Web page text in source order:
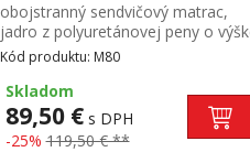
obojstranný sendvičový matrac,
jadro z polyuretánovej peny o
11,5 cm povrch jadra z jednej
strany vyprofilovaný, z druhej strany
hladký poťah z bieleho 100%
polyesteru s príjemným hladkým
povrchom poťah je snímateľný a
prateľný do 60 °C vhodná pre všetky
Kód produktu: M80
Skladom
89,50 €s DPH
-25% 119,50 € **